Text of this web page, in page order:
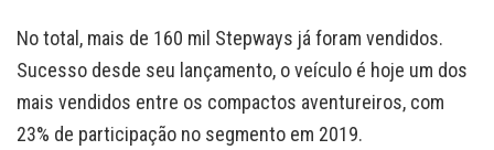
No total, mais de 160 mil Stepways já foram vendidos.
Sucesso desde seu lançamento, o veículo é hoje um dos
mais vendidos entre os compactos aventureiros, com
23% de participação no segmento em 2019.